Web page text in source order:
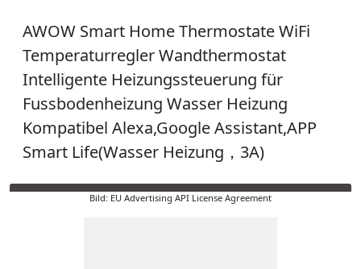
AWOW Smart Home Thermostate WiFi
Temperaturregler Wandthermostat
Intelligente Heizungssteuerung für
Fussbodenheizung Wasser Heizung
Kompatibel Alexa,Google Assistant,APP
Smart Life(Wasser Heizung，3A)
Bild: EU Advertising API License Agreement